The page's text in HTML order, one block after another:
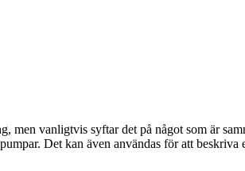
men vanligtvis syftar det på något som är
Det kan även användas för att